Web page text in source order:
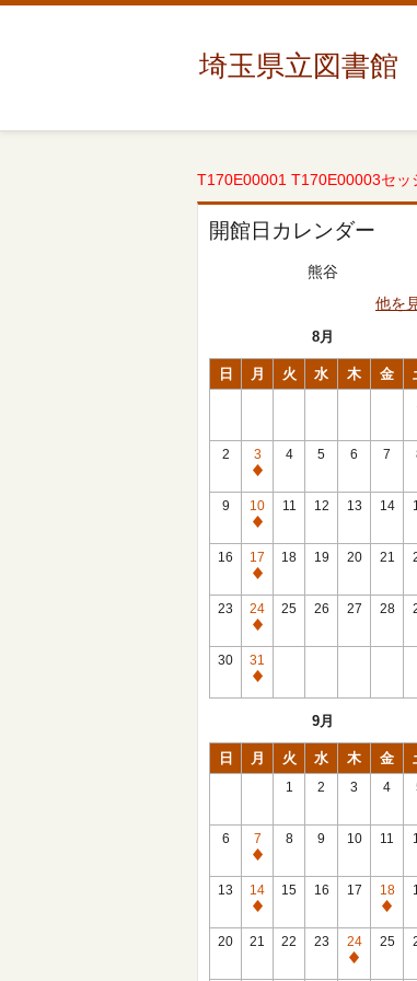
埼玉県立図書館
T170E00001 T170E00003セ
開館日カレンダー
熊谷
他を
8月
日 月 火 水 木 金
2
3
休
館
日
4 5 6 7
9
10
休
館
日
11 12 13 14
16
17
休
館
日
18 19 20 21
23
24
休
館
日
25 26 27 28
30
31
休
9月
日 月 火 水 木 金
1 2 3 4
6
7
休
館
日
8 9 10 11
13
14
休
館
15 16 17
18
休
館
20 21 22 23
24
休
25